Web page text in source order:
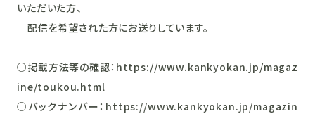
いただいた方、
配信を希望された方にお送りしています。
○掲載方法等の確認：https://www.kankyokan.jp/magaz
ine/toukou.html
○バックナンバー：https://www.kankyokan.jp/magazin